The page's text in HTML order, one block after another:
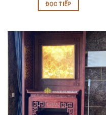
ĐỌC TIẾP